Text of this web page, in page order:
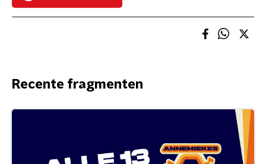
Recente fragmenten